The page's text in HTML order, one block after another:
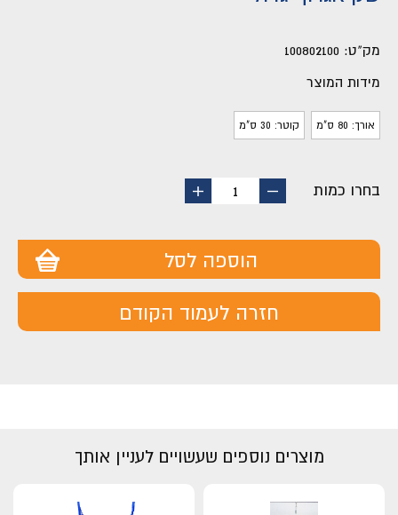
מק"ט: 100802100
מידות המוצר
אורך: 80 ס"מ קוטר: 30 ס"מ
בחרו כמות
החסר
1
הוסף
הוספה לסל
חזרה לעמוד הקודם
מוצרים נוספים שעשויים לעניין אותך